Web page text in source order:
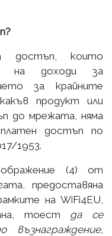
достъп, които
на доходи за
за крайните
продукт или
до мрежата, няма
достъп по
1953.
(4) от
предоставяна
на WiFi4EU,
тоест да се
възнаграждение,